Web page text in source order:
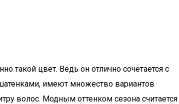
цвет. Ведь он отлично сочетается с
имеют множество вариантов
волос. Модным оттенком сезона считается